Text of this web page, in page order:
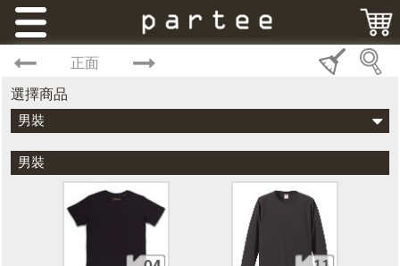
正面
選擇商品
男裝
男裝